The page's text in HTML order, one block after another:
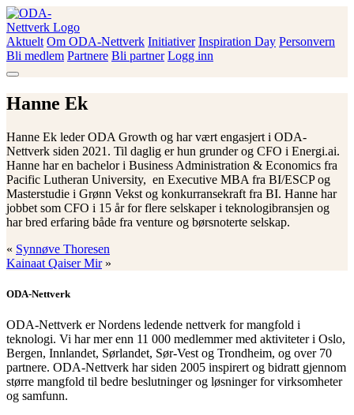
Skip
to
content
ODA-Nettverk
Aktuelt Om ODA-Nettverk Initiativer Inspiration Day Personvern
Bli medlem Partnere Bli partner Logg inn
Hanne Ek
Hanne Ek leder ODA Growth og har vært engasjert i ODA-
Nettverk siden 2021. Til daglig er hun grunder og CFO i Energi.ai.
Hanne har en bachelor i Business Administration & Economics fra
Pacific Lutheran University, en Executive MBA fra BI/ESCP og
Masterstudie i Grønn Vekst og konkurransekraft fra BI. Hanne har
jobbet som CFO i 15 år for flere selskaper i teknologibransjen og
har bred erfaring både fra venture og børsnoterte selskap.
« Synnøve Thoresen
Kainaat Qaiser Mir»
ODA-Nettverk
ODA-Nettverk er Nordens ledende nettverk for mangfold i
teknologi. Vi har mer enn 11 000 medlemmer med aktiviteter i Oslo,
Bergen, Innlandet, Sørlandet, Sør-Vest og Trondheim, og over 70
partnere. ODA-Nettverk har siden 2005 inspirert og bidratt gjennom
større mangfold til bedre beslutninger og løsninger for virksomheter
og samfunn.